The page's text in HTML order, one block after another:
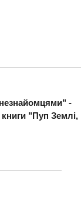
-
"Пуп Землі,